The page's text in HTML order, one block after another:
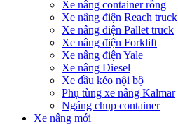
Xe nâng container rỗng
Xe nâng điện Reach truck
Xe nâng điện Pallet truck
Xe nâng điện Forklift
Xe nâng điện Yale
Xe nâng Diesel
Xe đầu kéo nội bộ
Phụ tùng xe nâng Kalmar
Ngáng chụp container
Xe nâng mới